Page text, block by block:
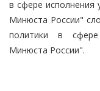
в сфере исполнения
Минюста России"
политики в сфере
Минюста России".